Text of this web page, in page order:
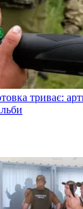
триває: